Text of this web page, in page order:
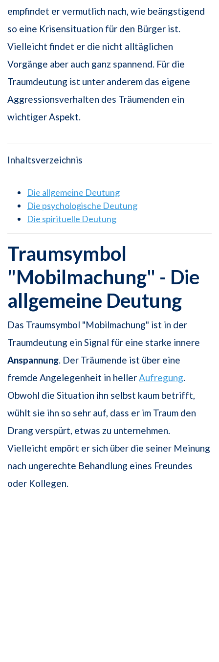
empfindet er vermutlich nach, wie beängstigend
so eine Krisensituation für den Bürger ist.
Vielleicht findet er die nicht alltäglichen
Vorgänge aber auch ganz spannend. Für die
Traumdeutung ist unter anderem das eigene
Aggressionsverhalten des Träumenden ein
wichtiger Aspekt.
Inhaltsverzeichnis
Die allgemeine Deutung
Die psychologische Deutung
Die spirituelle Deutung
Traumsymbol
"Mobilmachung" - Die
allgemeine Deutung
Das Traumsymbol "Mobilmachung" ist in der
Traumdeutung ein Signal für eine starke innere
Anspannung. Der Träumende ist über eine
fremde Angelegenheit in hellerAufregung.
Obwohl die Situation ihn selbst kaum betrifft,
wühlt sie ihn so sehr auf, dass er im Traum den
Drang verspürt, etwas zu unternehmen.
Vielleicht empört er sich über die seiner Meinung
nach ungerechte Behandlung eines Freundes
oder Kollegen.